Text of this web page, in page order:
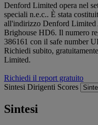
Denford Limited opera nel
speciali n.e.c.. È stata
all'indirizzo Denford Limited
Brighouse HD6. Il numero
386161 con il safe number
Richiedi subito,
Limited.
Richiedi il report gratuito
Sintesi Dirigenti Scores
Sintesi